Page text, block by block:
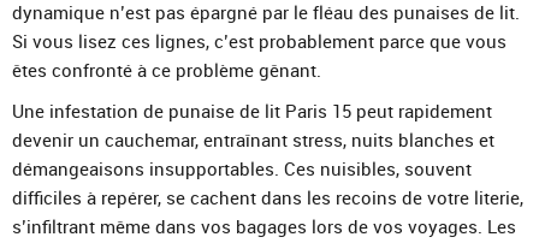
dynamique n’est pas épargné par le fléau des punaises de lit.
Si vous lisez ces lignes, c’est probablement parce que vous
êtes confronté à ce problème gênant.
Une infestation de punaise de lit Paris 15 peut rapidement
devenir un cauchemar, entraînant stress, nuits blanches et
démangeaisons insupportables. Ces nuisibles, souvent
difficiles à repérer, se cachent dans les recoins de votre literie,
s’infiltrant même dans vos bagages lors de vos voyages. Les